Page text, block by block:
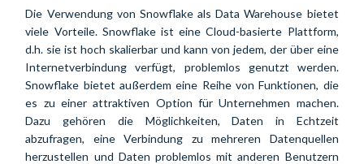
Die Verwendung von Snowflake als Data Warehouse bietet
viele Vorteile. Snowflake ist eine Cloud-basierte Plattform,
d.h. sie ist hoch skalierbar und kann von jedem, der über eine
Internetverbindung verfügt, problemlos genutzt werden.
Snowflake bietet außerdem eine Reihe von Funktionen, die
es zu einer attraktiven Option für Unternehmen machen.
Dazu gehören die Möglichkeiten, Daten in Echtzeit
abzufragen, eine Verbindung zu mehreren Datenquellen
herzustellen und Daten problemlos mit anderen Benutzern